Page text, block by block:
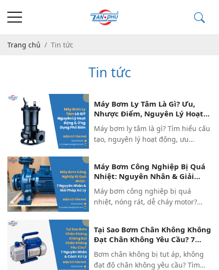
Trang chủ Tin tức
Tin tức
Máy Bơm Ly Tâm Là Gì? Ưu,
Nhược Điểm, Nguyên Lý Hoạt
Động & Ứng Dụng Phổ Biến
Máy bơm ly tâm là gì? Tìm hiểu cấu
tạo, nguyên lý hoạt động, ưu
từ Tấn Phú - Chuyên gia máy bơm
Italy.
Máy Bơm Công Nghiệp Bị Quá
Nhiệt: Nguyên Nhân & Giải
Pháp
Máy bơm công nghiệp bị quá
nhiệt, nóng rát, dễ cháy motor?
thuật từ Điện Cơ Tấn Phú!
Tại Sao Bơm Chân Không Không
Đạt Chân Không Yêu Cầu? 7
Nguyên Nhân
Bơm chân không bị tụt áp, không
đạt độ chân không yêu cầu? Tìm